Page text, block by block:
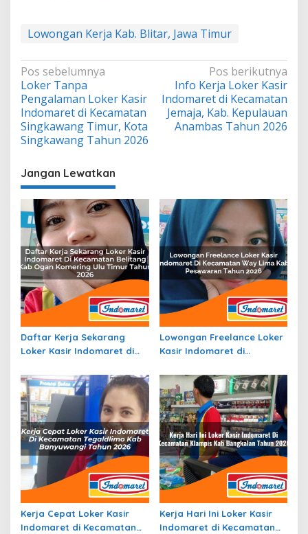
Lowongan Kerja Kab. Blitar, Jawa Timur
Navigasi
pos
Pos sebelumnya
Loker Tanpa
Pengalaman Loker Kasir
Indomaret di Kecamatan
Singkawang Timur, Kota
Singkawang Tahun 2026
Pos berikutnya
Info Kerja Loker Kasir
Indomaret di Kecamatan
Jemaja, Kab. Kepulauan
Anambas Tahun 2026
Jangan Lewatkan
Daftar Kerja Sekarang
Loker Kasir Indomaret di
Ogan Komering Ulu Timur
Tahun 2026
Lowongan Freelance Loker
Kasir Indomaret di
Pesawaran Tahun 2026
Kerja Cepat Loker Kasir
Indomaret di Kecamatan
Kerja Hari Ini Loker Kasir
Indomaret di Kecamatan